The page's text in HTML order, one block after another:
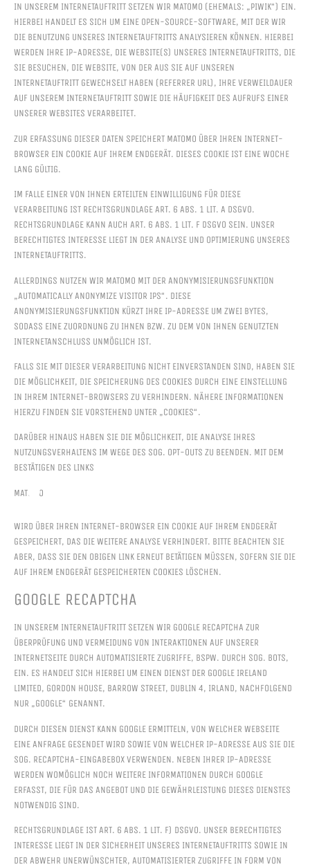
IN UNSEREM INTERNETAUFTRITT SETZEN WIR MATOMO (EHEMALS: „PIWIK“) EIN.
HIERBEI HANDELT ES SICH UM EINE OPEN-SOURCE-SOFTWARE, MIT DER WIR
DIE BENUTZUNG UNSERES INTERNETAUFTRITTS ANALYSIEREN KÖNNEN. HIERBEI
WERDEN IHRE IP-ADRESSE, DIE WEBSITE(S) UNSERES INTERNETAUFTRITTS, DIE
SIE BESUCHEN, DIE WEBSITE, VON DER AUS SIE AUF UNSEREN
INTERNETAUFTRITT GEWECHSELT HABEN (REFERRER URL), IHRE VERWEILDAUER
AUF UNSEREM INTERNETAUFTRITT SOWIE DIE HÄUFIGKEIT DES AUFRUFS EINER
UNSERER WEBSITES VERARBEITET.
ZUR ERFASSUNG DIESER DATEN SPEICHERT MATOMO ÜBER IHREN INTERNET-
BROWSER EIN COOKIE AUF IHREM ENDGERÄT. DIESES COOKIE IST EINE WOCHE
LANG GÜLTIG.
IM FALLE EINER VON IHNEN ERTEILTEN EINWILLIGUNG FÜR DIESE
VERARBEITUNG IST RECHTSGRUNDLAGE ART. 6 ABS. 1 LIT. A DSGVO.
RECHTSGRUNDLAGE KANN AUCH ART. 6 ABS. 1 LIT. F DSGVO SEIN. UNSER
BERECHTIGTES INTERESSE LIEGT IN DER ANALYSE UND OPTIMIERUNG UNSERES
INTERNETAUFTRITTS.
ALLERDINGS NUTZEN WIR MATOMO MIT DER ANONYMISIERUNGSFUNKTION
„AUTOMATICALLY ANONYMIZE VISITOR IPS“. DIESE
ANONYMISIERUNGSFUNKTION KÜRZT IHRE IP-ADRESSE UM ZWEI BYTES,
SODASS EINE ZUORDNUNG ZU IHNEN BZW. ZU DEM VON IHNEN GENUTZTEN
INTERNETANSCHLUSS UNMÖGLICH IST.
FALLS SIE MIT DIESER VERARBEITUNG NICHT EINVERSTANDEN SIND, HABEN SIE
DIE MÖGLICHKEIT, DIE SPEICHERUNG DES COOKIES DURCH EINE EINSTELLUNG
IN IHREM INTERNET-BROWSERS ZU VERHINDERN. NÄHERE INFORMATIONEN
HIERZU FINDEN SIE VORSTEHEND UNTER „COOKIES“.
DARÜBER HINAUS HABEN SIE DIE MÖGLICHKEIT, DIE ANALYSE IHRES
NUTZUNGSVERHALTENS IM WEGE DES SOG. OPT-OUTS ZU BEENDEN. MIT DEM
BESTÄTIGEN DES LINKS
MATOMO
WIRD ÜBER IHREN INTERNET-BROWSER EIN COOKIE AUF IHREM ENDGERÄT
GESPEICHERT, DAS DIE WEITERE ANALYSE VERHINDERT. BITTE BEACHTEN SIE
ABER, DASS SIE DEN OBIGEN LINK ERNEUT BETÄTIGEN MÜSSEN, SOFERN SIE DIE
AUF IHREM ENDGERÄT GESPEICHERTEN COOKIES LÖSCHEN.
GOOGLE RECAPTCHA
IN UNSEREM INTERNETAUFTRITT SETZEN WIR GOOGLE RECAPTCHA ZUR
ÜBERPRÜFUNG UND VERMEIDUNG VON INTERAKTIONEN AUF UNSERER
INTERNETSEITE DURCH AUTOMATISIERTE ZUGRIFFE, BSPW. DURCH SOG. BOTS,
EIN. ES HANDELT SICH HIERBEI UM EINEN DIENST DER GOOGLE IRELAND
LIMITED, GORDON HOUSE, BARROW STREET, DUBLIN 4, IRLAND, NACHFOLGEND
NUR „GOOGLE“ GENANNT.
DURCH DIESEN DIENST KANN GOOGLE ERMITTELN, VON WELCHER WEBSEITE
EINE ANFRAGE GESENDET WIRD SOWIE VON WELCHER IP-ADRESSE AUS SIE DIE
SOG. RECAPTCHA-EINGABEBOX VERWENDEN. NEBEN IHRER IP-ADRESSE
WERDEN WOMÖGLICH NOCH WEITERE INFORMATIONEN DURCH GOOGLE
ERFASST, DIE FÜR DAS ANGEBOT UND DIE GEWÄHRLEISTUNG DIESES DIENSTES
NOTWENDIG SIND.
RECHTSGRUNDLAGE IST ART. 6 ABS. 1 LIT. F) DSGVO. UNSER BERECHTIGTES
INTERESSE LIEGT IN DER SICHERHEIT UNSERES INTERNETAUFTRITTS SOWIE IN
DER ABWEHR UNERWÜNSCHTER, AUTOMATISIERTER ZUGRIFFE IN FORM VON